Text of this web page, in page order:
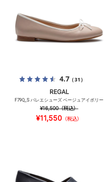
4.7（31）
REGAL
F79Q_S バレエシューズ ベージュアイボリー
¥16,500（税込）
¥11,550 （税込）